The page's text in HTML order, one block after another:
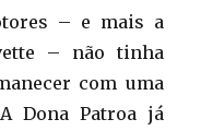
– e mais a
– não tinha
com uma
Dona Patroa já